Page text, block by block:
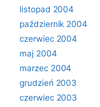
listopad 2004
październik 2004
czerwiec 2004
maj 2004
marzec 2004
grudzień 2003
czerwiec 2003